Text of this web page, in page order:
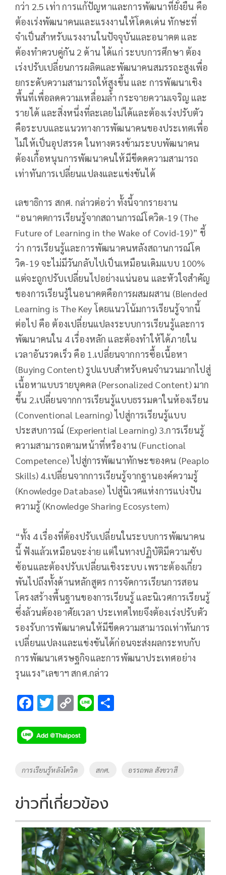
กว่า 2.5 เท่า การแก้ปัญหาและการพัฒนาที่ยั่งยืน คือ
ต้องเร่งพัฒนาคนและแรงงานให้โดดเด่น ทักษะที่
จำเป็นสำหรับแรงงานในปัจจุบันและอนาคต และ
ต้องทำควบคู่กัน 2 ด้าน ได้แก่ ระบบการศึกษา ต้อง
เร่งปรับเปลี่ยนการผลิตและพัฒนาคนสมรรถะสูงเพื่อ
ยกระดับความสามารถให้สูงขึ้น และ การพัฒนาเชิง
พื้นที่เพื่อลดความเหลื่อมล้ำ กระจายความเจริญ และ
รายได้ และสิ่งหนึ่งที่ละเลยไม่ได้และต้องเร่งปรับตัว
คือระบบและแนวทางการพัฒนาคนของประเทศเพื่อ
ไม่ให้เป็นอุปสรรค ในทางตรงข้ามระบบพัฒนาคน
ต้องเกื้อหนุนการพัฒนาคนให้มีขีดดความสามารถ
เท่าทันการเปลี่ยนแปลงและแข่งขันได้
เลขาธิการ สกศ. กล่าวต่อว่า ทั้งนี้จากรายงาน
“อนาคตการเรียนรู้จากสถานการณ์โควิด-19 (The
Future of Learning in the Wake of Covid-19)” ชี้
ว่า การเรียนรู้และการพัฒนาคนหลังสถานการณ์โค
วิด-19 จะไม่มีวันกลับไปเป็นเหมือนเดิมแบบ 100%
แต่จะถูกปรับเปลี่ยนไปอย่างแน่นอน และหัวใจสำคัญ
ของการเรียนรู้ในอนาคตคือการผสมผสาน (Blended
Learning is The Key โดยแนวโน้มการเรียนรู้จากนี้
ต่อไป คือ ต้องเปลี่ยนแปลงระบบการเรียนรู้และการ
พัฒนาคนใน 4 เรื่องหลัก และต้องทำให้ได้ภายใน
เวลาอันรวดเร็ว คือ 1.เปลี่ยนจากการซื้อเนื้อหา
(Buying Content) รูปแบบสำหรับคนจำนวนมากไปสู่
เนื้อหาแบบรายบุคคล (Personalized Content) มาก
ขึ้น 2.เปลี่ยนจากการเรียนรู้แบบธรรมดาในห้องเรียน
(Conventional Learning) ไปสู่การเรียนรู้แบบ
ประสบการณ์ (Experiential Learning) 3.การเรียนรู้
ความสามารถตามหน้าที่หรืองาน (Functional
Competence) ไปสู่การพัฒนาทักษะของคน (Peaplo
Skills) 4.เปลี่ยนจากการเรียนรู้จากฐานองค์ความรู้
(Knowledge Database) ไปสู่นิเวศแห่งการแบ่งปัน
ความรู้ (Knowledge Sharing Ecosystem)
“ทั้ง 4 เรื่องที่ต้องปรับเปลี่ยนในระบบการพัฒนาคน
นี้ ฟังแล้วเหมือนจะง่าย แต่ในทางปฏิบัติมีความซับ
ซ้อนและต้องปรับเปลี่ยนเชิงระบบ เพราะต้องเกี่ยว
พันไปถึงทั้งด้านหลักสูตร การจัดการเรียนการสอน
โครงสร้างพื้นฐานของการเรียนรู้ และนิเวศการเรียนรู้
ซึ่งล้วนต้องอาศัยเวลา ประเทศไทยจึงต้องเร่งปรับตัว
รองรับการพัฒนาคนให้มีขีดความสามารถเท่าทันการ
เปลี่ยนแปลงและแข่งขันได้ก่อนจะส่งผลกระทบกับ
การพัฒนาเศรษฐกิจและการพัฒนาประเทศอย่าง
รุนแรง”เลขาฯ สกศ.กล่าว
F
e
b
o
k
T
tt
er
C
p
y
Li
k
Li
Tags
การเรียนรู้หลังโควิด สกศ. อรรถพล สังขวาสี
ข่าวที่เกี่ยวข้อง